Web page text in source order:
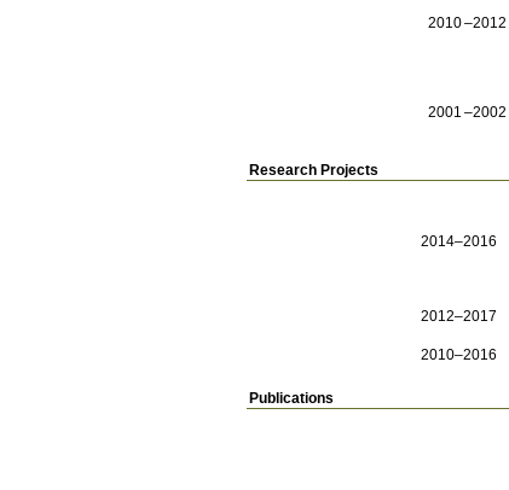
2010
2012
2001
2002
Research Projects
2014–2016
2012–2017
2010–2016
Publications